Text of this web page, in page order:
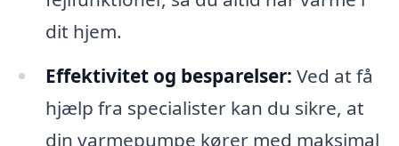
dit hjem.
Effektivitet og besparelser: Ved at få
hjælp fra specialister kan du sikre, at
din varmepumpe kører med maksimal